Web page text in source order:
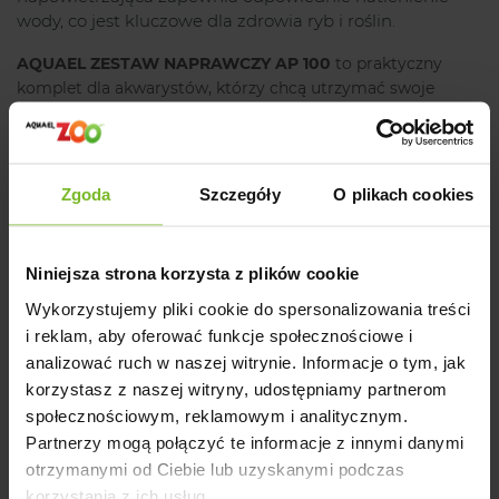
Zgoda Szczegóły O plikach cookies
Niniejsza strona korzysta z plików cookie
Wykorzystujemy pliki cookie do spersonalizowania treści
i reklam, aby oferować funkcje społecznościowe i
analizować ruch w naszej witrynie. Informacje o tym, jak
korzystasz z naszej witryny, udostępniamy partnerom
społecznościowym, reklamowym i analitycznym.
Partnerzy mogą połączyć te informacje z innymi danymi
otrzymanymi od Ciebie lub uzyskanymi podczas
korzystania z ich usług.
wody, co jest kluczowe dla zdrowia ryb i roślin.
AQUAEL ZESTAW NAPRAWCZY AP 100 to praktyczny
komplet dla akwarystów, którzy chcą utrzymać swoje
jednocześnie oszczędzając na kosztach wymiany
Ostrzeżenie:
stanowić zagrożenie.
Producent
Opinie